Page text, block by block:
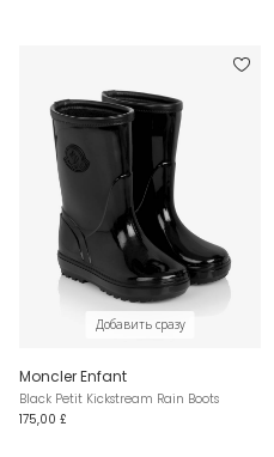
Добавить сразу
Moncler Enfant
Black Petit Kickstream Rain Boots
175,00 £